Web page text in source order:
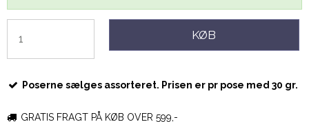
KØB
Poserne sælges assorteret. Prisen er pr pose med 30 gr.
GRATIS FRAGT PÅ KØB OVER 599,-